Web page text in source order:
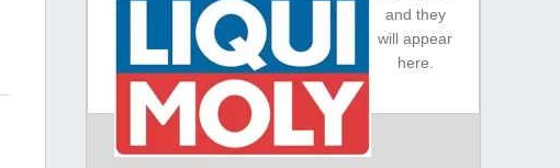
and they
will appear
here.